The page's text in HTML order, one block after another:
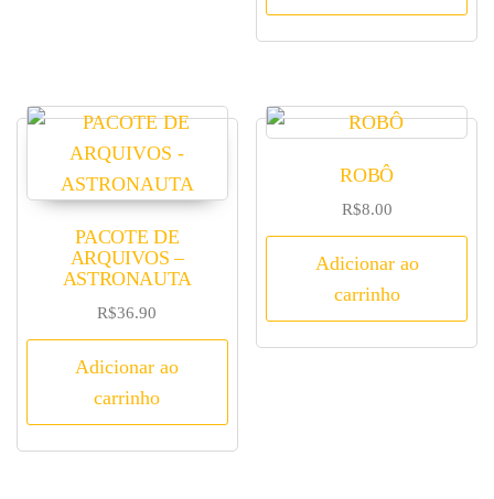
PACOTE DE
ARQUIVOS –
ASTRONAUTA
R$36.90
Adicionar ao
carrinho
ROBÔ
R$8.00
Adicionar ao
carrinho